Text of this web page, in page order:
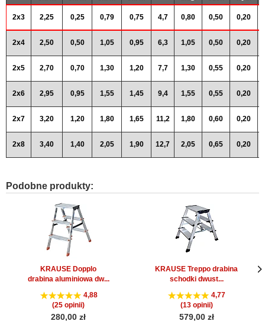
2x3 2,25 0,25 0,79 0,75 4,7 0,80 0,50 0,20
2x4 2,50 0,50 1,05 0,95 6,3 1,05 0,50 0,20
2x5 2,70 0,70 1,30 1,20 7,7 1,30 0,55 0,20
2x6 2,95 0,95 1,55 1,45 9,4 1,55 0,55 0,20
2x7 3,20 1,20 1,80 1,65 11,2 1,80 0,60 0,20
2x8 3,40 1,40 2,05 1,90 12,7 2,05 0,65 0,20
Podobne produkty:
KRAUSE Dopplo
drabina aluminiowa dw...
4,88
(25 opinii)
280,00 zł
KRAUSE Treppo drabina
schodki dwust...
4,77
(13 opinii)
579,00 zł